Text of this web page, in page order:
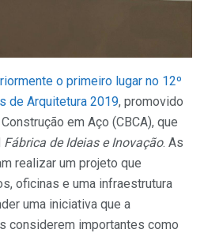
o primeiro lugar no 12º
de Arquitetura 2019, promovido
em Aço (CBCA), que
Fábrica de Ideias e Inovação. As
realizar um projeto que
oficinas e uma infraestrutura
uma iniciativa que a
considerem importantes como